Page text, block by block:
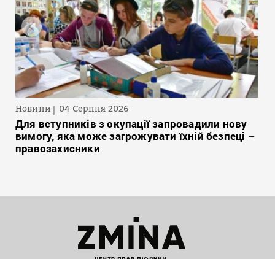
Новини 04 Серпня 2026
Для вступників з окупації запровадили нову
вимогу, яка може загрожувати їхній безпеці –
правозахисники